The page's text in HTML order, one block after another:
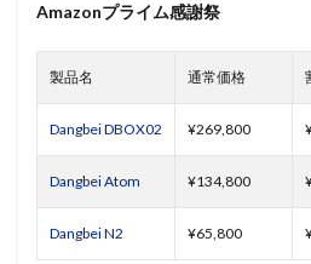
Amazonプライム感謝祭
製品名 通常価格
Dangbei DBOX02 ¥269,800
Dangbei Atom ¥134,800
Dangbei N2 ¥65,800